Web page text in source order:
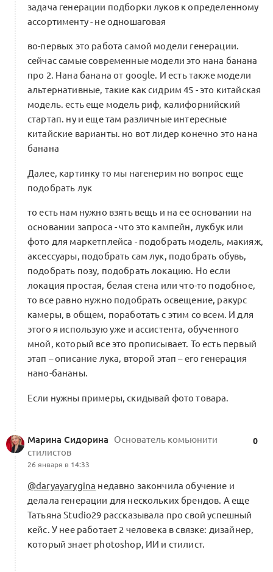
задача генерации подборки луков к определенному
ассортименту - не одношаговая
во-первых это работа самой модели генерации.
сейчас самые современные модели это нана банана
про 2. Нана банана от google. И есть также модели
альтернативные, такие как сидрим 45 - это китайская
модель. есть еще модель риф, калифорнийский
стартап. ну и еще там различные интересные
китайские варианты. но вот лидер конечно это нана
банана
Далее, картинку то мы нагенерим но вопрос еще
подобрать лук
то есть нам нужно взять вещь и на ее основании на
основании запроса - что это кампейн, лукбук или
фото для маркетплейса - подобрать модель, макияж,
аксессуары, подобрать сам лук, подобрать обувь,
подобрать позу, подобрать локацию. Но если
локация простая, белая стена или что-то подобное,
то все равно нужно подобрать освещение, ракурс
камеры, в общем, поработать с этим со всем. И для
этого я использую уже и ассистента, обученного
мной, который все это прописывает. То есть первый
этап – описание лука, второй этап – его генерация
нано-бананы.
Если нужны примеры, скидывай фото товара.
Марина Сидорина
Основатель комьюнити
стилистов
26 января в 14:33
0
@daryayarygina недавно закончила обучение и
делала генерации для нескольких брендов. А еще
Татьяна Studio29 рассказывала про свой успешный
кейс. У нее работает 2 человека в связке: дизайнер,
который знает photoshop, ИИ и стилист.